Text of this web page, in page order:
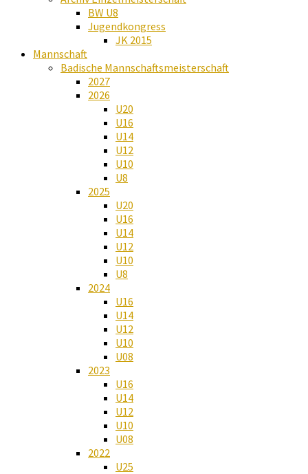
BW U8
Jugendkongress
JK 2015
Mannschaft
Badische Mannschaftsmeisterschaft
2027
2026
U20
U16
U14
U12
U10
U8
2025
U20
U16
U14
U12
U10
U8
2024
U16
U14
U12
U10
U08
2023
U16
U14
U12
U10
U08
2022
U25